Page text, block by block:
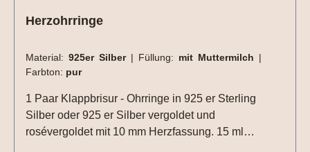
Herzohrringe
Material: 925er Silber | Füllung: mit Muttermilch |
Farbton: pur
1 Paar Klappbrisur - Ohrringe in 925 er Sterling
Silber oder 925 er Silber vergoldet und
rosévergoldet mit 10 mm Herzfassung. 15 ml